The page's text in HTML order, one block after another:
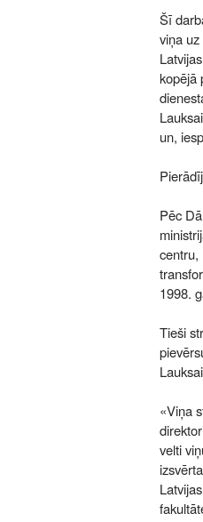
Šī
viņa
kopējā
un,
Pēc
centru,
1998.
Tieši
«Viņa
velti